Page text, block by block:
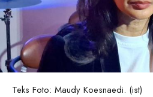
Teks Foto: Maudy Koesnaedi. (ist)